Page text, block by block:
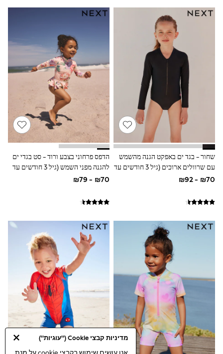
מדיניות קבצי Cookie ("עוגיות")
Underwear
Footwear
Multipack T-Shirts
Multipack Sleepsuits
Multipack Socks
Multipack Underwear
Multipack Joggers
Pyjamas & Underwear
Underwear
Pyjamas
Thermal
Socks
Vests
Formal Sets
Top & Short Sets
Hoodie Sets
Dungaree Sets
Tracksuits
Long Sleeve
Shop All
Disney
Paw Patrol
Marvel
Minecraft
All Occasionwear
Shirts
Trousers
Shoes
Ties
Branded Occasionwear
All Accessories
Bags
Hats
שחור - בגד ים באפקט הגנה מהשמש
עם שרוולים ארוכים (גיל 3 חודשים עד
16 שנים)
הדפס פרחוני בצבע ורוד - סט בגדי ים
להגנה מפני השמש (גיל 3 חודשים עד
7 שנים)